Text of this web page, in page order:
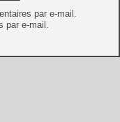
par e-mail.
par e-mail.